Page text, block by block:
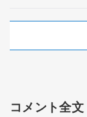
コメント全文